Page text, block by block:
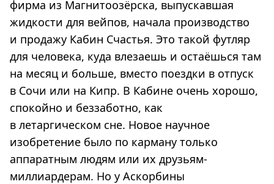
фирма из Магнитоозёрска, выпускавшая
жидкости для вейпов, начала производство
и продажу Кабин Счастья. Это такой футляр
для человека, куда влезаешь и остаёшься там
на месяц и больше, вместо поездки в отпуск
в Сочи или на Кипр. В Кабине очень хорошо,
спокойно и беззаботно, как
в летаргическом сне. Новое научное
изобретение было по карману только
аппаратным людям или их друзьям-
миллиардерам. Но у Аскорбины